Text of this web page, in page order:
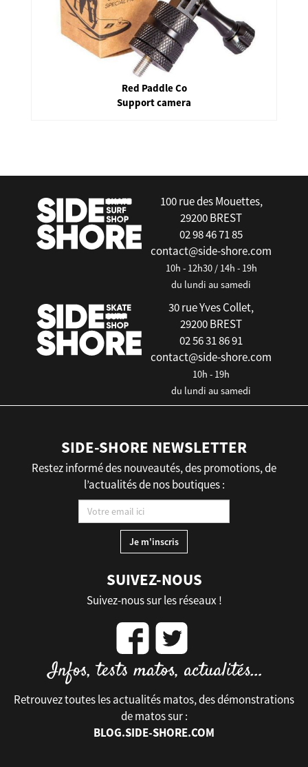
Red Paddle Co
Support camera
100 rue des Mouettes,
29200 BREST
02 98 46 71 85
contact@side-shore.com
10h - 12h30 / 14h - 19h
du lundi au samedi
30 rue Yves Collet,
29200 BREST
02 56 31 86 91
contact@side-shore.com
10h - 19h
du lundi au samedi
SIDE-SHORE NEWSLETTER
Restez informé des nouveautés, des promotions, de
l’actualités de nos boutiques :
SUIVEZ-NOUS
Suivez-nous sur les réseaux !
Retrouvez toutes les actualités matos, des démonstrations
de matos sur :
BLOG.SIDE-SHORE.COM